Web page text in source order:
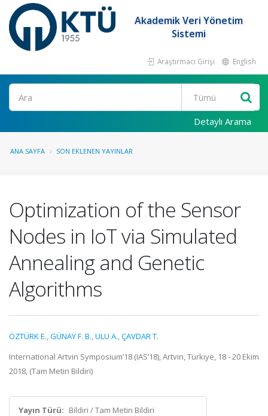
Akademik Veri Yönetim
Sistemi
Araştırmacı Girişi English
Ara
Detaylı Arama
ANA SAYFA SON EKLENEN YAYINLAR
Optimization of the Sensor
Nodes in IoT via Simulated
Annealing and Genetic
Algorithms
ÖZTÜRK E.,GÜNAY F. B.,ULU A.,ÇAVDAR T.
International Artvin Symposium’18 (IAS’18), Artvin, Türkiye, 18 - 20 Ekim
2018, (Tam Metin Bildiri)
Yayın Türü: Bildiri / Tam Metin Bildiri